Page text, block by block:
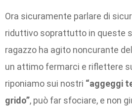
Ora sicuramente parlare di
riduttivo soprattutto in queste
ragazzo ha agito noncurante
un attimo fermarci e riflettere
riponiamo sui nostri “aggeggi
grido”, può far sfociare, e non